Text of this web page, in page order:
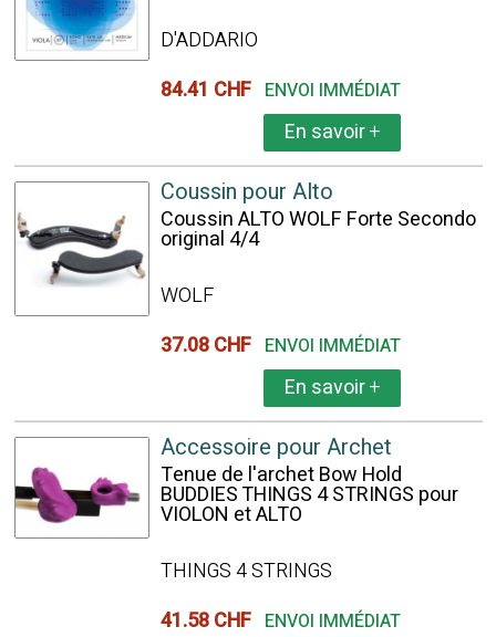
D'ADDARIO
84.41 CHF ENVOI IMMÉDIAT
En savoir+
Coussin pour Alto
Coussin ALTO WOLF Forte Secondo
original 4/4
WOLF
37.08 CHF ENVOI IMMÉDIAT
En savoir+
Accessoire pour Archet
Tenue de l'archet Bow Hold
BUDDIES THINGS 4 STRINGS pour
VIOLON et ALTO
THINGS 4 STRINGS
41.58 CHF ENVOI IMMÉDIAT